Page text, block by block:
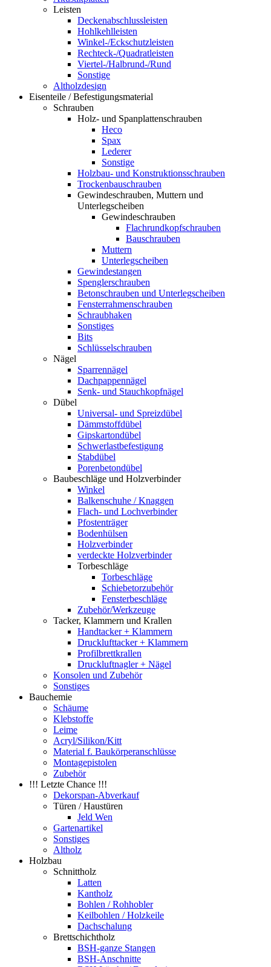
Leisten
Deckenabschlussleisten
Hohlkehlleisten
Winkel-/Eckschutzleisten
Rechteck-/Quadratleisten
Viertel-/Halbrund-/Rund
Sonstige
Altholzdesign
Eisenteile / Befestigungsmaterial
Schrauben
Holz- und Spanplattenschrauben
Heco
Spax
Lederer
Sonstige
Holzbau- und Konstruktionsschrauben
Trockenbauschrauben
Gewindeschrauben, Muttern und
Unterlegscheiben
Gewindeschrauben
Flachrundkopfschrauben
Bauschrauben
Muttern
Unterlegscheiben
Gewindestangen
Spenglerschrauben
Betonschrauben und Unterlegscheiben
Fensterrahmenschrauben
Schraubhaken
Sonstiges
Bits
Schlüsselschrauben
Nägel
Sparrennägel
Dachpappennägel
Senk- und Stauchkopfnägel
Dübel
Universal- und Spreizdübel
Dämmstoffdübel
Gipskartondübel
Schwerlastbefestigung
Stabdübel
Porenbetondübel
Baubeschläge und Holzverbinder
Winkel
Balkenschuhe / Knaggen
Flach- und Lochverbinder
Pfostenträger
Bodenhülsen
Holzverbinder
verdeckte Holzverbinder
Torbeschläge
Torbeschläge
Schiebetorzubehör
Fensterbeschläge
Zubehör/Werkzeuge
Tacker, Klammern und Krallen
Handtacker + Klammern
Drucklufttacker + Klammern
Profilbrettkrallen
Druckluftnagler + Nägel
Konsolen und Zubehör
Sonstiges
Bauchemie
Schäume
Klebstoffe
Leime
Acryl/Silikon/Kitt
Material f. Baukörperanschlüsse
Montagepistolen
Zubehör
!!! Letzte Chance !!!
Dekorspan-Abverkauf
Türen / Haustüren
Jeld Wen
Gartenartikel
Sonstiges
Altholz
Holzbau
Schnittholz
Latten
Kantholz
Bohlen / Rohhobler
Keilbohlen / Holzkeile
Dachschalung
Brettschichtholz
BSH-ganze Stangen
BSH-Anschnitte